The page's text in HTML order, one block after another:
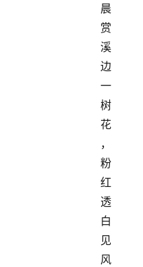
晨
赏
溪
边
一
树
花
，
粉
红
透
白
见
风